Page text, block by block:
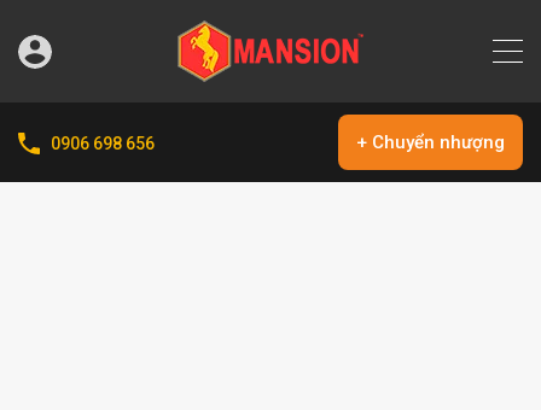
0906 698 656 + Chuyển nhượng